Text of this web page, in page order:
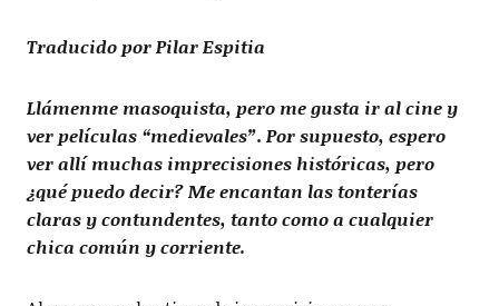
Traducido por Pilar Espitia
Llámenme masoquista, pero me gusta ir al cine y
ver películas “medievales”. Por supuesto, espero
ver allí muchas imprecisiones históricas, pero
¿qué puedo decir? Me encantan las tonterías
claras y contundentes, tanto como a cualquier
chica común y corriente.